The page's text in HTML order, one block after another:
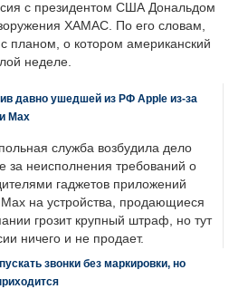
с президентом США Дональдом
ХАМАС. По его словам,
планом, о котором американский
неделе.
давно ушедшей из РФ Apple из-за
Max
служба возбудила дело
за неисполнения требований о
гаджетов приложений
на устройства, продающиеся
грозит крупный штраф, но тут
ничего и не продает.
звонки без маркировки, но